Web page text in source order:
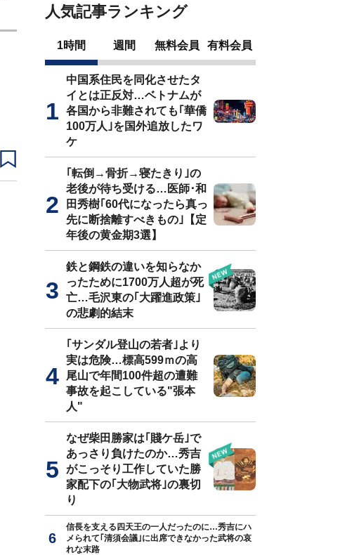
人気記事ランキング
1時間 週間 無料会員 有料会員
中国系住民を同化させたタ
イとは正反対…ベトナムが
各国から非難されても｢華僑
100万人｣を国外追放したワ
ケ
｢転倒→骨折→寝たきり｣の
老後が待ち受ける…医師･和
田秀樹｢60代になったら真っ
先に断捨離すべきもの｣【定
年後の黄金期3選】
鉄と鋼鉄の違いを知らなか
ったために1700万人超が死
亡…毛沢東の｢大躍進政策｣
の悲劇的結末
｢サンダル登山の若者｣より
実は危険…標高599ｍの高
尾山で年間100件超の遭難
事故を起こしている"張本
人"
なぜ柴田勝家は｢賤ケ岳｣で
あっさり負けたのか…秀吉
がこっそり工作していた勝
家配下の｢大物武将｣の裏切
り
信長を支える四天王の一人だったのに…秀吉にハ
メられて｢清須会議｣に出席できなかった武将の哀
れな末路